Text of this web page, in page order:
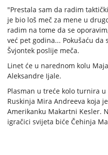
"Prestala sam da radim
je bio loš meč za mene u
radim na tome da se
već pet godina... Pokušaću da
Švjontek poslije meča.
Linet će u narednom kolu
Aleksandre Ijale.
Plasman u treće kolo turnira
Ruskinja Mira Andreeva koja
Amerikanku Makartni Kesler.
igračici svijeta biće Čehinja